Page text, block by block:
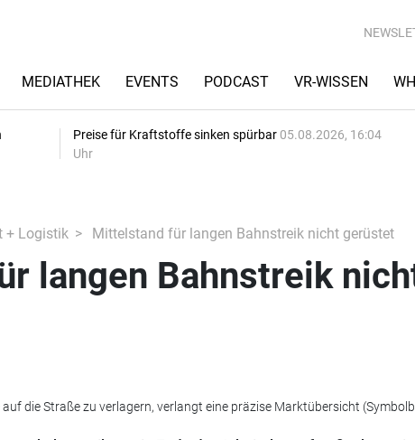
MEDIATHEK EVENTS PODCAST VR-WISSEN
Preise für Kraftstoffe sinken spürbar 05.08.2026, 16:04
Uhr
+ Logistik Mittelstand für langen Bahnstreik nicht gerüstet
langen Bahnstreik
die Straße zu verlagern, verlangt eine präzise Marktübersicht